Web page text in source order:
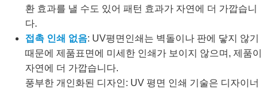
환 효과를 낼 수도 있어 패턴 효과가 자연에 더 가깝습니
다.
접촉 인쇄 없음: UV평면인쇄는 벽돌이나 판에 닿지 않기
때문에 제품표면에 미세한 인쇄가 보이지 않으며, 제품이
자연에 더 가깝습니다.
풍부한 개인화된 디자인: UV 평면 인쇄 기술은 디자이너